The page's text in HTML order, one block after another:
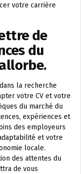
votre carrière
de
du
la recherche
votre CV et votre
du marché du
expériences et
des employeurs
et votre
locale.
des attentes du
de vous